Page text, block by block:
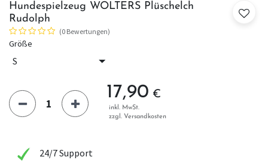
Hundespielzeug WOLTERS Plüschelch
Rudolph
(0 Bewertungen)
Größe
17,90 €
inkl. MwSt.
zzgl. Versandkosten
24/7 Support